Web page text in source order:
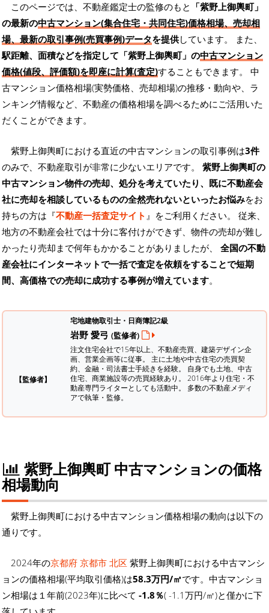
このページでは、不動産鑑定士の監修のもと 「紫野上御輿町」
の最新の中古マンション(集合住宅・共同住宅)価格相場、売却相
場、最新の取引事例(売買事例)データを提供しています。 また、
駅距離、面積などを指定して「紫野上御輿町」の中古マンション
価格(値段、評価額)を即座に計算(査定)することもできます。 中
古マンション価格相場(実勢価格、売却相場)の推移・動向や、ラ
ンキング情報など、不動産の価格相場を調べるためにご活用いた
だくことができます。
紫野上御輿町における直近の中古マンションの取引事例は3件
のみで、不動産取引が非常に少ないエリアです。 紫野上御輿町の
中古マンション物件の売却、処分を考えていたり、既に不動産会
社に売却を相談しているものの全然売れないといったお悩みをお
持ちの方は『不動産一括査定サイト 』をご利用ください。 従来、
地方の不動産会社では十分に客付けができず、物件の売却が難し
かったり売却まで何年もかかることがありましたが、 全国の不動
産会社にインターネットで一括で査定を依頼をすることで短期
間、高価格での売却に成功する事例が増えています。
【監修者】
宅地建物取引士・日商簿記2級
岩野 愛弓 (監修者)
注文住宅会社で15年以上、不動産売買、建築デザイン企
画、営業企画等に従事。 主に土地や中古住宅の売買契
約、金融・司法書士手続きを経験。 自身でも土地、中古
住宅、商業施設等の売買経験あり。 2016年より住宅・不
動産専門ライターとしても活動中。 多数の不動産メディ
アで執筆・監修。
紫野上御輿町 中古マンションの価格
相場動向
紫野上御輿町における中古マンション価格相場の動向は以下の
通りです。
2024年の京都府 京都市 北区 紫野上御輿町における中古マンシ
ョンの価格相場(平均取引価格)は58.3万円/㎡です。中古マンショ
ン相場は１年前(2023年)に比べて -1.8％( -1.1万円/㎡)と僅かに下